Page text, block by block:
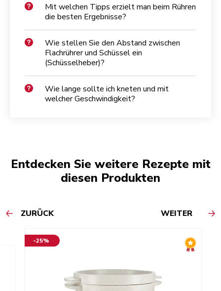
Mit welchen Tipps erzielt man beim Rühren
die besten Ergebnisse?
Wie stellen Sie den Abstand zwischen
Flachrührer und Schüssel ein
(Schüsselheber)?
Wie lange sollte ich kneten und mit
welcher Geschwindigkeit?
Entdecken Sie weitere Rezepte mit
diesen Produkten
ZURÜCK WEITER
-25%